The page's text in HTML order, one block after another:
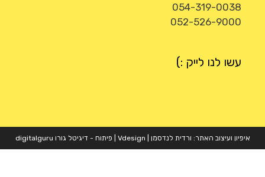
054-319-0038
052-526-9000
עשו לנו לייק :)
איפיון ועיצוב האתר: ורדית לנדסמן | Vdesign | פיתוח - דיגיטל גורו digitalguru